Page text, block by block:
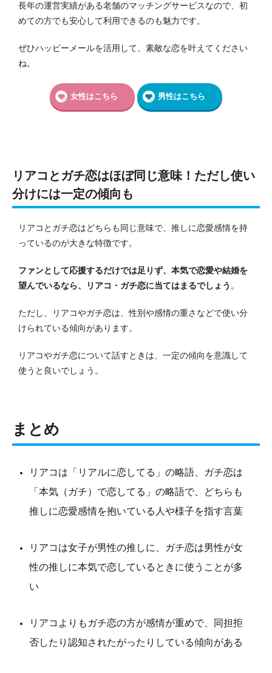
長年の運営実績がある老舗のマッチングサービスなので、初
めての方でも安心して利用できるのも魅力です。
ぜひハッピーメールを活用して、素敵な恋を叶えてください
ね。
女性はこちら 男性はこちら
リアコとガチ恋はほぼ同じ意味！ただし使い
分けには一定の傾向も
リアコとガチ恋はどちらも同じ意味で、推しに恋愛感情を持
っているのが大きな特徴です。
ファンとして応援するだけでは足りず、本気で恋愛や結婚を
望んでいるなら、リアコ・ガチ恋に当てはまるでしょう 。
ただし、リアコやガチ恋は、性別や感情の重さなどで使い分
けられている傾向があります。
リアコやガチ恋について話すときは、一定の傾向を意識して
使うと良いでしょう。
まとめ
リアコは「リアルに恋してる」の略語、ガチ恋は
「本気（ガチ）で恋してる」の略語で、どちらも
推しに恋愛感情を抱いている人や様子を指す言葉
リアコは女子が男性の推しに、ガチ恋は男性が女
性の推しに本気で恋しているときに使うことが多
い
リアコよりもガチ恋の方が感情が重めで、同担拒
否したり認知されたがったりしている傾向がある